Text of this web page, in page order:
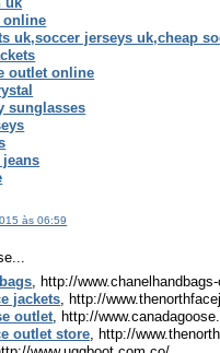
online
uk,soccer jerseys uk,cheap
outlet online
sunglasses
às 06:59
, http://
jackets , http://
outlet , http://
outlet store , http://